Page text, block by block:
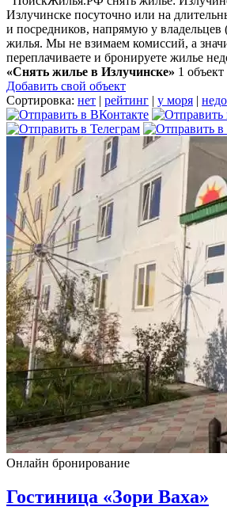
Излучинске посуточно или на
и посредников, напрямую у владельцев
жилья. Мы не взимаем комиссий, а
переплачиваете и бронируете жилье
«Снять жилье в Излучинске» 1
Добавить свой объект
Сортировка: нет | рейтинг | у моря |
Онлайн бронирование
Гостиница «Зори Ваха»